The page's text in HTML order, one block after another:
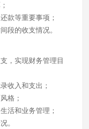
款等重要事项；
段的收支情况。
，实现财务管理目
收入和支出；
格；
活和业务管理；
。